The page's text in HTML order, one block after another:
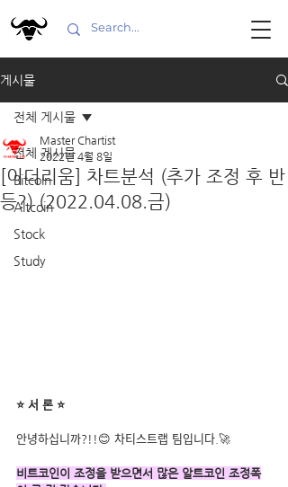
게시물
전체 게시물
Bitcoin
Altcoin
Stock
Study
전체 게시물
[이더리움] 차트분석 (추가 조정 후 반
등?) (2022.04.08.금)
Master Chartist
2022년 4월 8일
⭐ 서 론 ⭐
안녕하십니까?!!😊 차티스트랩 팀입니다.🚀
비트코인이 조정을 받으면서 많은 알트코인 조정폭